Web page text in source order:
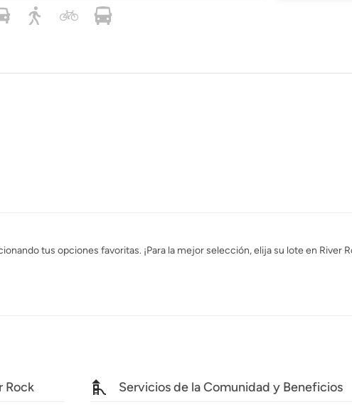
tus opciones favoritas. ¡Para la mejor selección, elija su lote en River
Rock Servicios de la Comunidad y Beneficios